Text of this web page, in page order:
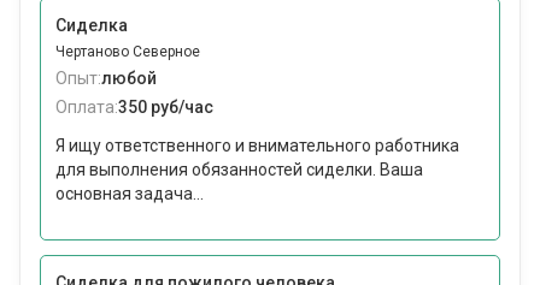
Сиделка
Чертаново Северное
Опыт:любой
Оплата:350 руб/час
Я ищу ответственного и внимательного работника
для выполнения обязанностей сиделки. Ваша
основная задача...